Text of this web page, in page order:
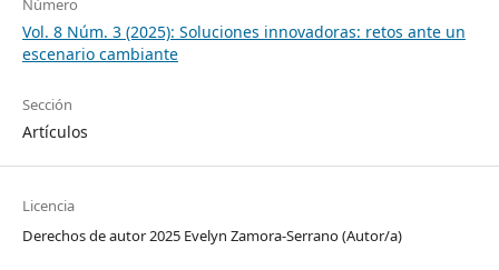
Número
Vol. 8 Núm. 3 (2025): Soluciones innovadoras: retos ante un
escenario cambiante
Sección
Artículos
Licencia
Derechos de autor 2025 Evelyn Zamora-Serrano (Autor/a)